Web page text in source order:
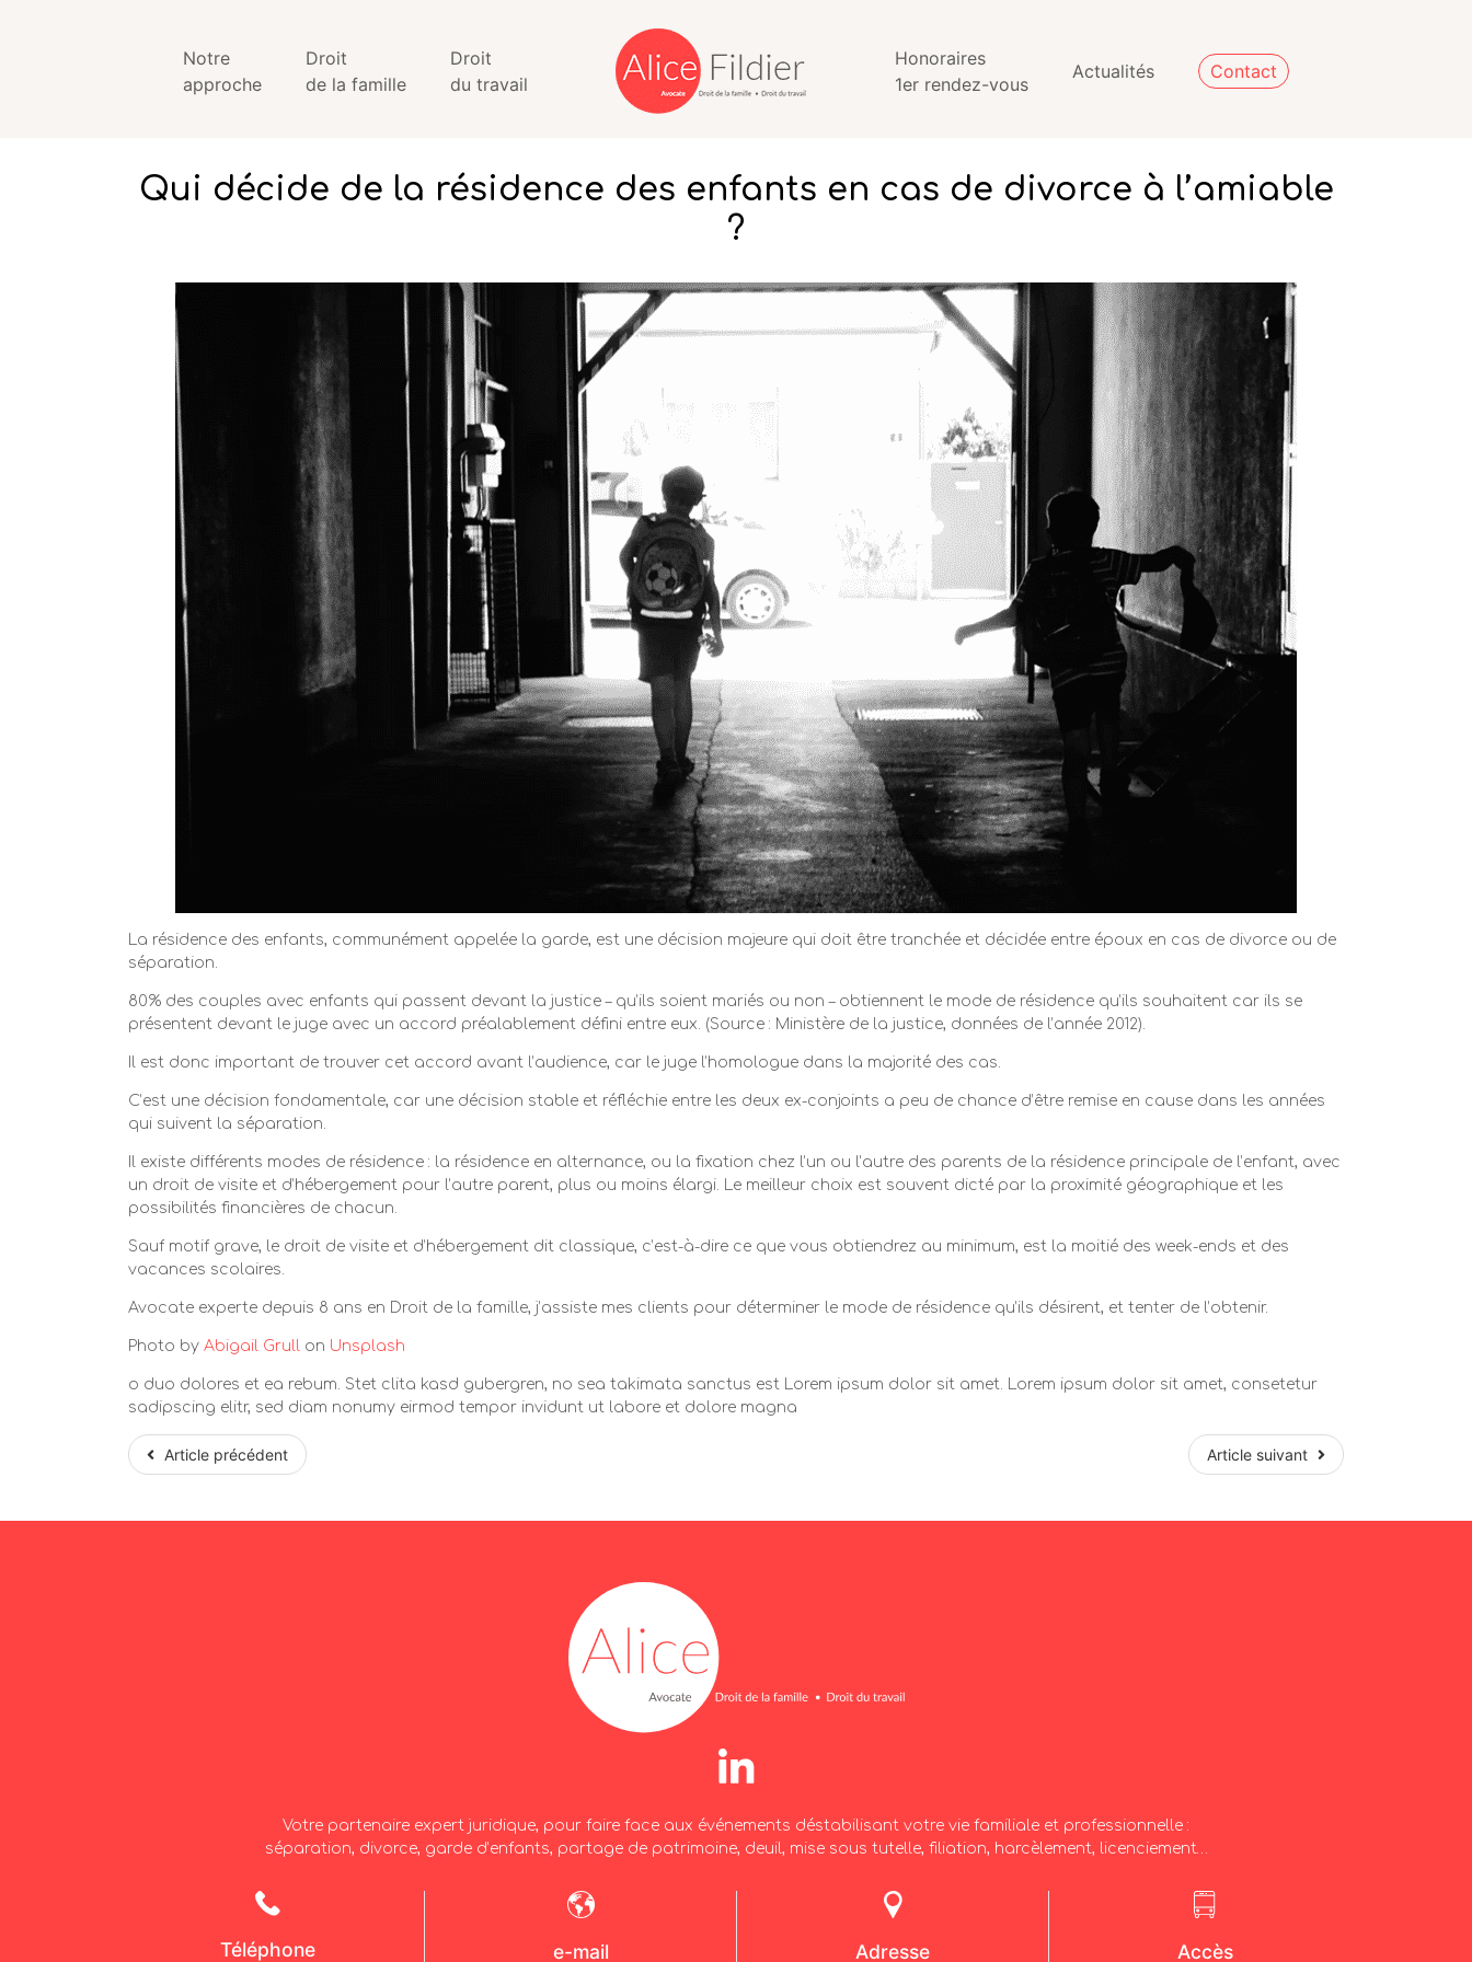
Notre
approche
Droit
de la famille
Droit
du travail
Honoraires
1er rendez-vous
Actualités Contact
Qui décide de la résidence des enfants en cas de divorce à l’amiable
?
La résidence des enfants, communément appelée la garde, est une décision majeure qui doit être tranchée et décidée entre époux en cas de divorce ou de
séparation.
80% des couples avec enfants qui passent devant la justice – qu’ils soient mariés ou non – obtiennent le mode de résidence qu’ils souhaitent car ils se
présentent devant le juge avec un accord préalablement défini entre eux. (Source : Ministère de la justice, données de l’année 2012).
Il est donc important de trouver cet accord avant l’audience, car le juge l’homologue dans la majorité des cas.
C’est une décision fondamentale, car une décision stable et réfléchie entre les deux ex-conjoints a peu de chance d’être remise en cause dans les années
qui suivent la séparation.
Il existe différents modes de résidence : la résidence en alternance, ou la fixation chez l’un ou l’autre des parents de la résidence principale de l’enfant, avec
un droit de visite et d’hébergement pour l’autre parent, plus ou moins élargi. Le meilleur choix est souvent dicté par la proximité géographique et les
possibilités financières de chacun.
Sauf motif grave, le droit de visite et d’hébergement dit classique, c’est-à-dire ce que vous obtiendrez au minimum, est la moitié des week-ends et des
vacances scolaires.
Avocate experte depuis 8 ans en Droit de la famille, j’assiste mes clients pour déterminer le mode de résidence qu’ils désirent, et tenter de l’obtenir.
Photo by Abigail Grull on Unsplash
o duo dolores et ea rebum. Stet clita kasd gubergren, no sea takimata sanctus est Lorem ipsum dolor sit amet. Lorem ipsum dolor sit amet, consetetur
sadipscing elitr, sed diam nonumy eirmod tempor invidunt ut labore et dolore magna
Article suivant Article suivant
Article précédentArticle précédent
Votre partenaire expert juridique, pour faire face aux événements déstabilisant votre vie familiale et professionnelle :
séparation, divorce, garde d’enfants, partage de patrimoine, deuil, mise sous tutelle, filiation, harcèlement, licenciement…
Téléphone e-mail Adresse Accès